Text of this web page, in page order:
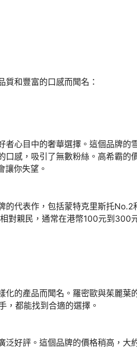
和豐富的口感而聞名：
者心目中的奢華選擇。這個品牌的
口感，吸引了無數粉絲。高希霸的
讓你失望。
的代表作，包括蒙特克里斯托No.2
對親民，通常在港幣100元到300
化的產品而聞名。羅密歐與茱麗葉
，都能找到合適的選擇。
泛好評。這個品牌的價格稍高，大